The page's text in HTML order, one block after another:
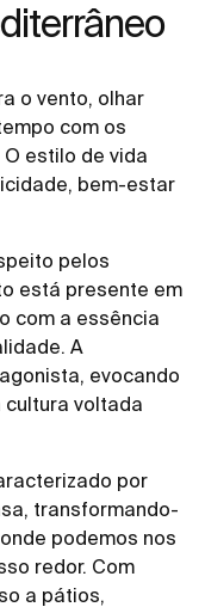
o vento, olhar
com os
estilo de vida
bem-estar
pelos
está presente em
com a essência
A
evocando
voltada
por
transformando-
podemos nos
redor. Com
a pátios,